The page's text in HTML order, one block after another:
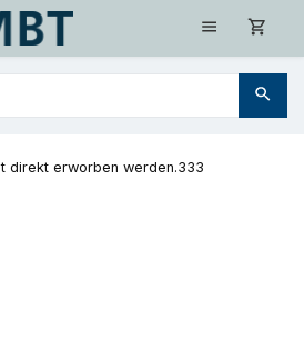
direkt erworben werden.333